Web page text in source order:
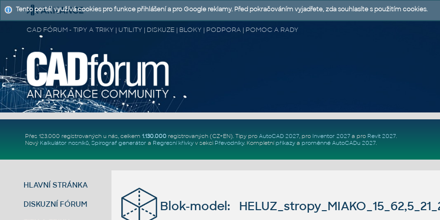
CAD FÓRUM - TIPY A TRIKY | UTILITY | DISKUZE | BLOKY | PODPORA | POMOC A RADY
Přes 123.000 registrovaných u nás, celkem 1.130.000registrovaných (CZ+EN). Tipy pro AutoCAD 2027, pro Inventor 2027a pro Revit 2027.
Nový Kalkulátor nosníků, Spirograf generátor a Regresní křivkyv sekci Převodníky. Kompletní příkazya proměnné AutoCADu 2027.
HLAVNÍ STRÁNKA
DISKUZNÍ FÓRUM Blok-model:
Tento portál využívá cookies pro funkce přihlášení a pro Google reklamy. Před pokračováním vyjadřete, zda souhlasíte s použitím cookies.